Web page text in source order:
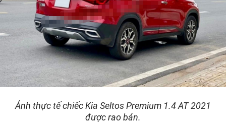
Ảnh thực tế chiếc Kia Seltos Premium 1.4 AT 2021
được rao bán.